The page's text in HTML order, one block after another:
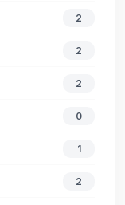
2
2
2
0
1
2